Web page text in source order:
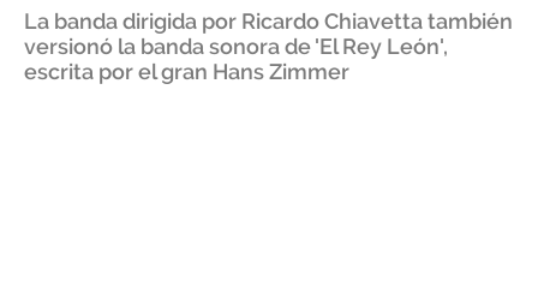
La banda dirigida por Ricardo Chiavetta también
versionó la banda sonora de 'El Rey León',
escrita por el gran Hans Zimmer